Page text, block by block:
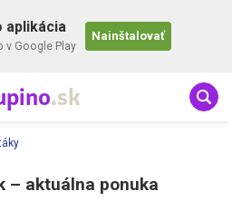
aplikácia
v Google Play
Nainštalovať
.sk
– aktuálna ponuka